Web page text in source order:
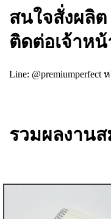
สนใจสั่งผลิต
ติดต่อเจ้าห
Line: @premiumperfect ห
รวมผลงาน